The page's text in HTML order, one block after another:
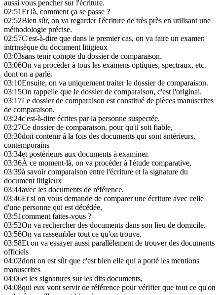
aussi vous pencher sur l'écriture.
02:51Et là, comment ça se passe ?
02:52Bien sûr, on va regarder l'écriture de très près en utilisant une
méthodologie précise.
02:57C'est-à-dire que dans le premier cas, on va faire un examen
intrinsèque du document litigieux
03:03sans tenir compte du dossier de comparaison.
03:06On va procéder à tous les examens optiques, spectraux, etc.
dont on a parlé.
03:10Ensuite, on va uniquement traiter le dossier de comparaison.
03:15On rappelle que le dossier de comparaison, c'est l'original.
03:17Le dossier de comparaison est constitué de pièces manuscrites
de comparaison,
03:24c'est-à-dire écrites par la personne suspectée.
03:27Ce dossier de comparaison, pour qu'il soit fiable,
03:30doit contenir à la fois des documents qui sont antérieurs,
contemporains
03:34et postérieurs aux documents à examiner.
03:36À ce moment-là, on va procéder à l'étude comparative,
03:39à savoir comparaison entre l'écriture et la signature du
document litigieux
03:44avec les documents de référence.
03:46Et si on vous demande de comparer une écriture avec celle
d'une personne qui est décédée,
03:51comment faites-vous ?
03:52On va rechercher des documents dans son lieu de domicile.
03:56On va rassembler tout ce qu'on trouve.
03:58Et on va essayer aussi parallèlement de trouver des documents
officiels
04:02dont on est sûr que c'est bien elle qui a porté les mentions
manuscrites
04:06et les signatures sur les dits documents,
04:08qui eux vont servir de référence pour vérifier que tout ce qu'on